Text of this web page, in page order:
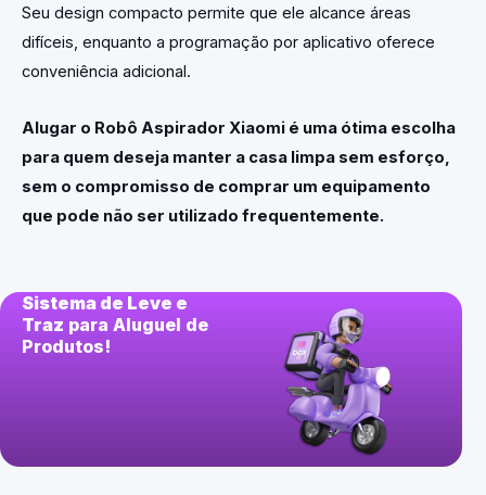
Seu design compacto permite que ele alcance áreas
difíceis, enquanto a programação por aplicativo oferece
conveniência adicional.
Alugar o Robô Aspirador Xiaomi é uma ótima escolha
para quem deseja manter a casa limpa sem esforço,
sem o compromisso de comprar um equipamento
que pode não ser utilizado frequentemente.
Sistema de Leve e
Traz para Aluguel de
Produtos!